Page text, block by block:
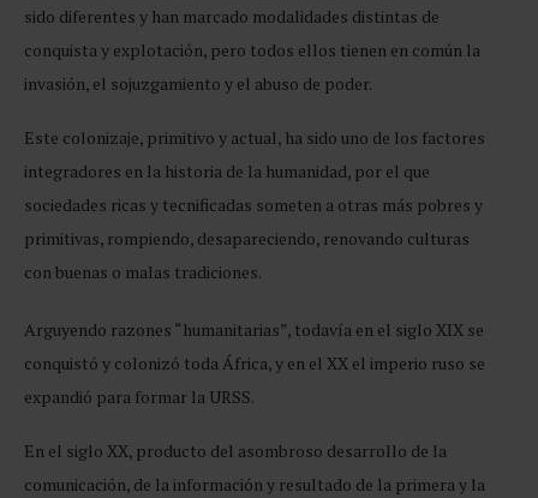
sido diferentes y han marcado modalidades distintas de
conquista y explotación, pero todos ellos tienen en común la
invasión, el sojuzgamiento y el abuso de poder.
Este colonizaje, primitivo y actual, ha sido uno de los factores
integradores en la historia de la humanidad, por el que
sociedades ricas y tecnificadas someten a otras más pobres y
primitivas, rompiendo, desapareciendo, renovando culturas
con buenas o malas tradiciones.
Arguyendo razones “humanitarias”, todavía en el siglo XIX se
conquistó y colonizó toda África, y en el XX el imperio ruso se
expandió para formar la URSS.
En el siglo XX, producto del asombroso desarrollo de la
comunicación, de la información y resultado de la primera y la